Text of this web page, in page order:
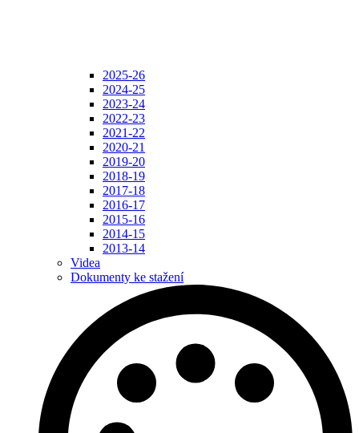
2025-26
2024-25
2023-24
2022-23
2021-22
2020-21
2019-20
2018-19
2017-18
2016-17
2015-16
2014-15
2013-14
Videa
Dokumenty ke stažení